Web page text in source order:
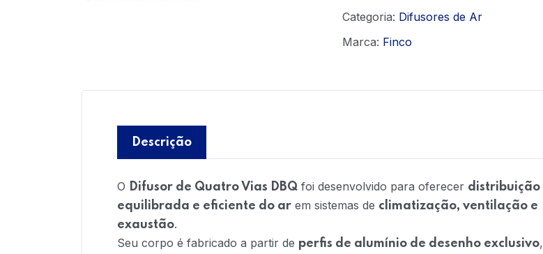
Categoria: Difusores de Ar
Marca: Finco
Descrição
O Difusor de Quatro Vias DBQ foi desenvolvido para oferecer distribuição
equilibrada e eficiente do ar em sistemas de climatização, ventilação e
exaustão.
Seu corpo é fabricado a partir de perfis de alumínio de desenho exclusivo,